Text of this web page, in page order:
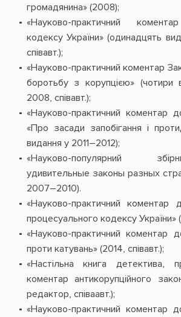
громадянина» (2008);
«Науково-практичний
кодексу України» (одинадцять
співавт.);
«Науково-практичний коментар
боротьбу з корупцією» (чотири
2008, співавт.);
«Науково-практичний коментар
«Про засади запобігання і
видання у 2011–2012);
«Науково-популярний
удивительные законы разных
2007–2010).
«Науково-практичний коментар
процесуального кодексу України»
«Науково-практичний коментар
проти катувань» (2014, співавт.);
«Настільна книга детектива,
коментар антикорупційного
редактор, співаавт.);
«Науково-практичний коментар